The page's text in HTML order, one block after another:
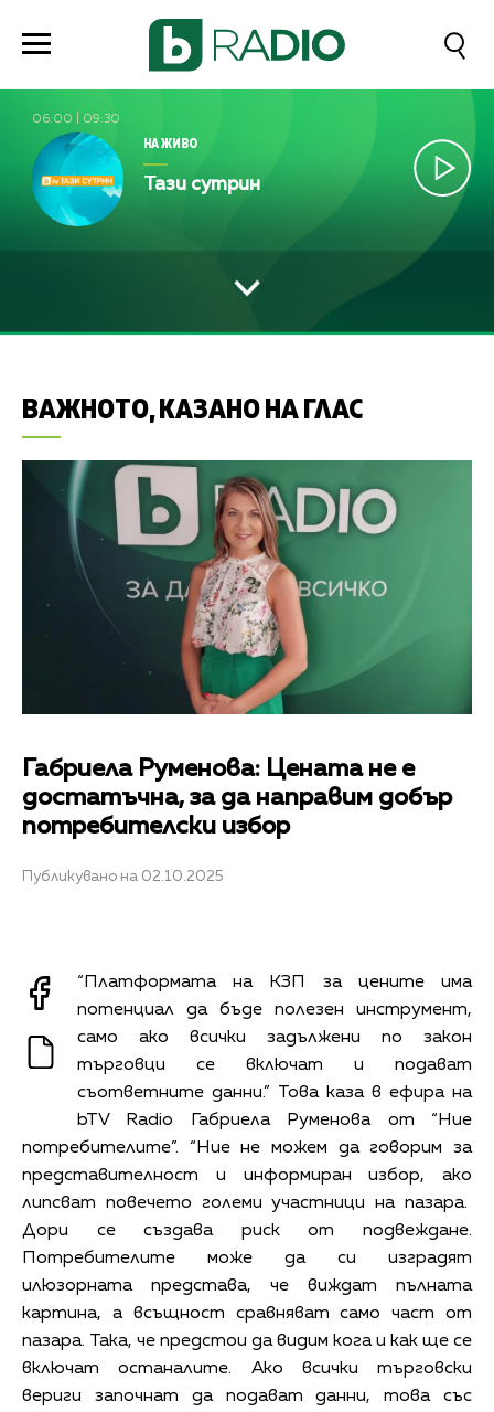
06:00 09:30
НА ЖИВО
Тази сутрин
ВАЖНОТО, КАЗАНО НА ГЛАС
Габриела Руменова: Цената не е
достатъчна, за да направим добър
потребителски избор
Публикувано на 02.10.2025
“Платформата на КЗП за цените има
потенциал да бъде полезен инструмент,
само ако всички задължени по закон
търговци се включат и подават
съответните данни.” Това каза в ефира на
bTV Radio Габриела Руменова от “Ние
потребителите”. “Ние не можем да говорим за
представителност и информиран избор, ако
липсват повечето големи участници на пазара.
Дори се създава риск от подвеждане.
Потребителите може да си изградят
илюзорната представа, че виждат пълната
картина, а всъщност сравняват само част от
пазара. Така, че предстои да видим кога и как ще се
включат останалите. Ако всички търговски
вериги започнат да подават данни, това със